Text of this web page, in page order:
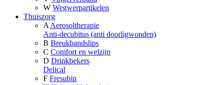
W Wegwerpartikelen
Thuiszorg
A Aerosoltherapie
Anti-decubitus (anti doorligwonden)
B Breukbandslips
C Comfort en welzijn
D Drinkbekers
Delical
F Fresubin